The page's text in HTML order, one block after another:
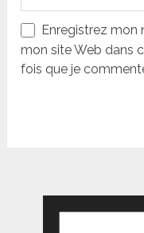
Enregistrez mon
mon site Web dans
fois que je